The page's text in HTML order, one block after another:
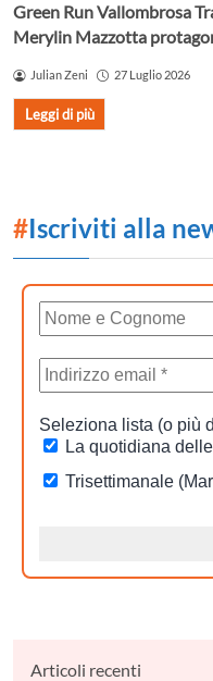
Green Run Vallombrosa
Merylin Mazzotta
Julian Zeni 27 Luglio 2026
Leggi di più
#Iscriviti alla
Articoli recenti